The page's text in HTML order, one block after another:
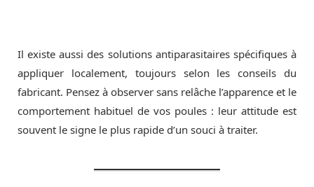
Il existe aussi des solutions antiparasitaires spécifiques à
appliquer localement, toujours selon les conseils du
fabricant. Pensez à observer sans relâche l’apparence et le
comportement habituel de vos poules : leur attitude est
souvent le signe le plus rapide d’un souci à traiter.